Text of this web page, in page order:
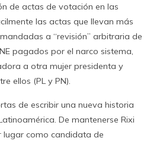
de actas de votación en las
las actas que llevan más
a “revisión” arbitraria de
pagados por el narco sistema,
a otra mujer presidenta y
ellos (PL y PN).
de escribir una nueva historia
De mantenerse Rixi
lugar como candidata de